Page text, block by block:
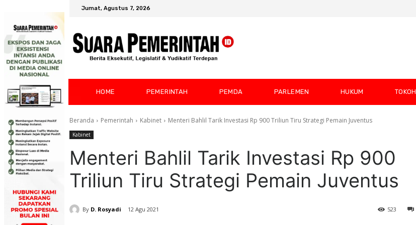
Jumat, Agustus 7, 2026
HOME PEMERINTAH PEMDA PARLEMEN HUKUM TOKOH
Beranda Pemerintah Kabinet Menteri Bahlil Tarik Investasi Rp 900 Triliun Tiru Strategi Pemain Juventus
Kabinet
Menteri Bahlil Tarik Investasi Rp 900
Triliun Tiru Strategi Pemain Juventus
By D. Rosyadi 12 Agu 2021 523